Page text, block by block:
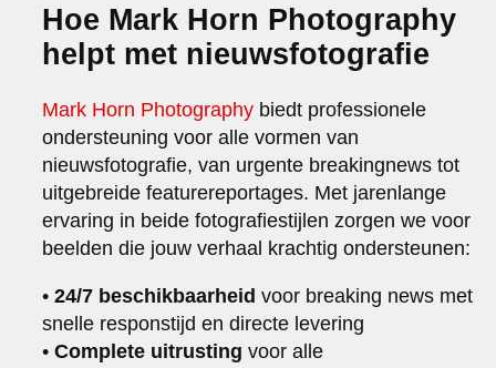
Hoe Mark Horn Photography
helpt met nieuwsfotografie
Mark Horn Photography biedt professionele
ondersteuning voor alle vormen van
nieuwsfotografie, van urgente breakingnews tot
uitgebreide featurereportages. Met jarenlange
ervaring in beide fotografiestijlen zorgen we voor
beelden die jouw verhaal krachtig ondersteunen:
•24/7 beschikbaarheid voor breaking news met
snelle responstijd en directe levering
•Complete uitrusting voor alle